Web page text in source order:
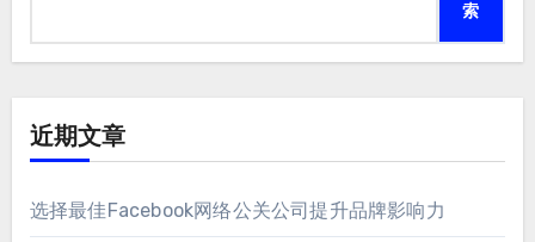
索
近期文章
选择最佳Facebook网络公关公司提升品牌影响力